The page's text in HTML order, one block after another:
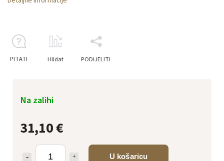
31,10 €
U košaricu
Na zalihi
PITATI Hlídat PODIJELITI